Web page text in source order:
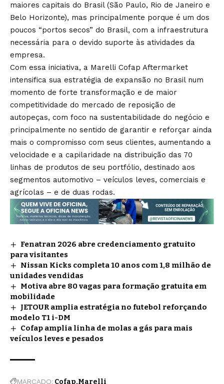
maiores capitais do Brasil (São Paulo, Rio de Janeiro e
Belo Horizonte), mas principalmente porque é um dos
poucos “portos secos” do Brasil, com a infraestrutura
necessária para o devido suporte às atividades da
empresa.
Com essa iniciativa, a Marelli Cofap Aftermarket
intensifica sua estratégia de expansão no Brasil num
momento de forte transformação e de maior
competitividade do mercado de reposição de
autopeças, com foco na sustentabilidade do negócio e
principalmente no sentido de garantir e reforçar ainda
mais o compromisso com seus clientes, aumentando a
velocidade e a capilaridade na distribuição das 70
linhas de produtos de seu portfólio, destinado aos
segmentos automotivo – veículos leves, comerciais e
agrícolas – e de duas rodas.
Fenatran 2026 abre credenciamento gratuito
para visitantes
Nissan Kicks completa 10 anos com 1,8 milhão de
unidades vendidas
Motiva abre 80 vagas para formação gratuita em
mobilidade
JETOUR amplia estratégia no futebol reforçando
modelo T1 i-DM
Cofap amplia linha de molas a gás para mais
veículos leves e pesados
MARCADO: Cofap Marelli